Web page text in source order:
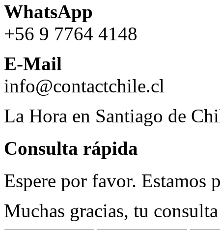
WhatsApp
+56 9 7764 4148
E-Mail
info@contactchile.cl
La Hora en Santiago de
Consulta rápida
Espere por favor. Estamos
Muchas gracias, tu